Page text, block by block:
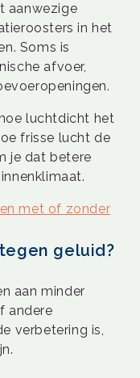
aanwezige
in het
Soms is
afvoer,
luchtdicht het
frisse lucht de
je dat betere
met of zonder
geluid?
aan minder
andere
verbetering is,